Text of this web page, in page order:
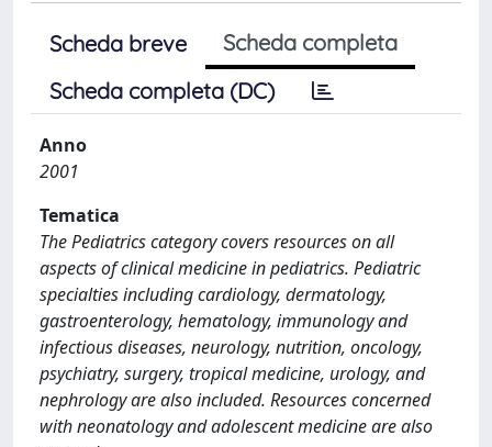
Scheda breve
Scheda completa
Scheda completa (DC)
Anno
2001
Tematica
The Pediatrics category covers resources on all
aspects of clinical medicine in pediatrics. Pediatric
specialties including cardiology, dermatology,
gastroenterology, hematology, immunology and
infectious diseases, neurology, nutrition, oncology,
psychiatry, surgery, tropical medicine, urology, and
nephrology are also included. Resources concerned
with neonatology and adolescent medicine are also